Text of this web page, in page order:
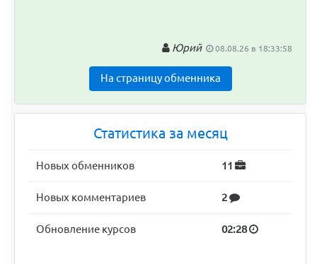
Юрий 08.08.26 в 18:33:58
На страницу обменника
Статистика за месяц
Новых обменников 11
Новых комментариев 2
Обновление курсов 02:28